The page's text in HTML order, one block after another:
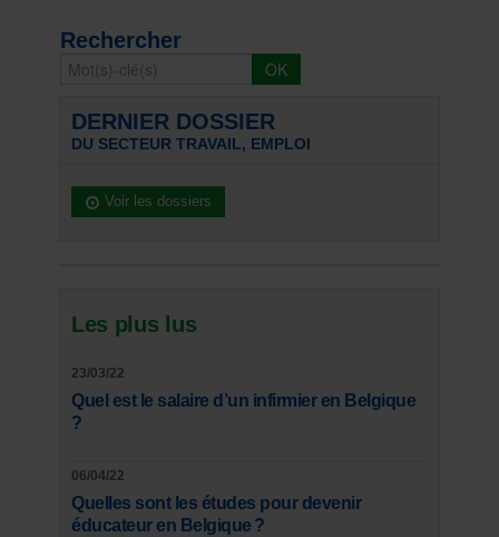
Rechercher
DERNIER DOSSIER
DU SECTEUR TRAVAIL, EMPLOI
Voir les dossiers
Les plus lus
23/03/22
Quel est le salaire d’un infirmier en Belgique
?
06/04/22
Quelles sont les études pour devenir
éducateur en Belgique ?